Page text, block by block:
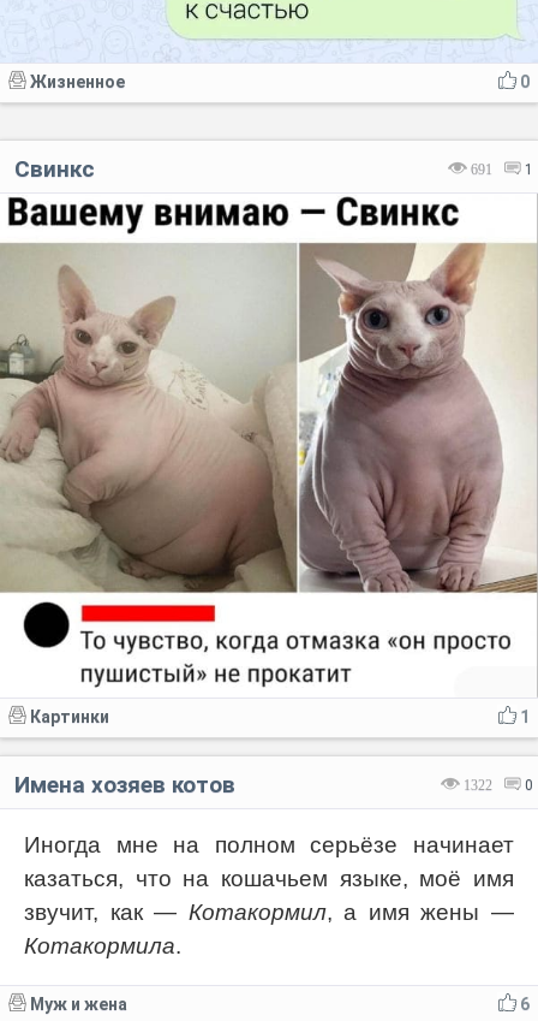
0
Жизненное
691 1
Свинкс
1
Картинки
1322 0
Имена хозяев котов
Иногда мне на полном серьёзе начинает
казаться, что на кошачьем языке, моё имя
звучит, как — Котакормил, а имя жены —
Котакормила.
6
Муж и жена